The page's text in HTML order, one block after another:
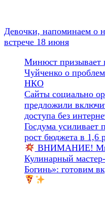
Девочки, напоминаем о
встрече 18 июня
Минюст призывает
Чуйченко о
НКО
Сайты социально
предложили
доступа без
Госдума
рост бюджета в 1,6
ВНИМАНИЕ! Мы
Кулинарный
Богинь»: готовим